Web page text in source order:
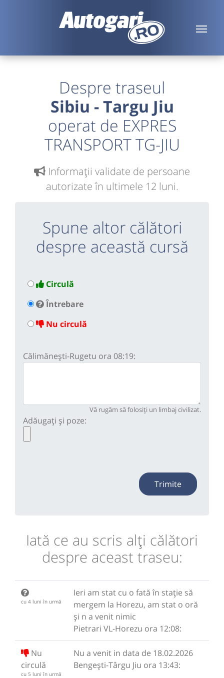
Despre traseul
Sibiu - Targu Jiu
operat de EXPRES
TRANSPORT TG-JIU
Informaţii validate de persoane
autorizate în ultimele 12 luni.
Spune altor călători
despre această cursă
Circulă
Întrebare
Nu circulă
Călimănești-Rugetu ora 08:19:
Vă rugăm să folosiți un limbaj civilizat.
Adăugați și poze:
Trimite
Iată ce au scris alţi călători
despre aceast traseu:
cu 4 luni în urmă
Ieri am stat cu o fată în stație să
mergem la Horezu, am stat o oră
și n a venit nimic
Pietrari VL-Horezu ora 12:08:
Nu
circulă
cu 5 luni în urmă
Nu a venit in data de 18.02.2026
Bengești-Târgu Jiu ora 13:43: